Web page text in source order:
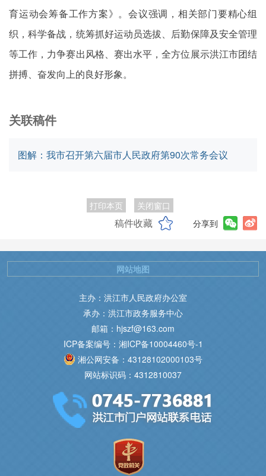
育运动会筹备工作方案》。会议强调，相关部门要精心组
织，科学备战，统筹抓好运动员选拔、后勤保障及安全管理
等工作，力争赛出风格、赛出水平，全方位展示洪江市团结
拼搏、奋发向上的良好形象。
关联稿件
图解：我市召开第六届市人民政府第90次常务会议
打印本页 关闭窗口
稿件收藏 分享到
主办：洪江市人民政府办公室
承办：洪江市政务服务中心
邮箱：hjszf@163.com
ICP备案编号：湘ICP备10004460号-1
湘公网安备：43128102000103号
网站标识码：4312810037
网站地图